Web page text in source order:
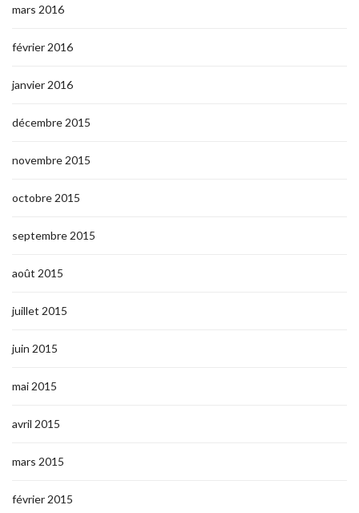
mars 2016
février 2016
janvier 2016
décembre 2015
novembre 2015
octobre 2015
septembre 2015
août 2015
juillet 2015
juin 2015
mai 2015
avril 2015
mars 2015
février 2015